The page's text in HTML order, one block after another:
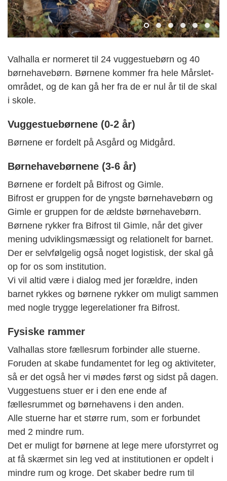
Valhalla er normeret til 24 vuggestuebørn og 40
børnehavebørn. Børnene kommer fra hele Mårslet-
området, og de kan gå her fra de er nul år til de skal
i skole.
Vuggestuebørnene (0-2 år)
Børnene er fordelt på Asgård og Midgård.
Børnehavebørnene (3-6 år)
Børnene er fordelt på Bifrost og Gimle.
Bifrost er gruppen for de yngste børnehavebørn og
Gimle er gruppen for de ældste børnehavebørn.
Børnene rykker fra Bifrost til Gimle, når det giver
mening udviklingsmæssigt og relationelt for barnet.
Der er selvfølgelig også noget logistisk, der skal gå
op for os som institution.
Vi vil altid være i dialog med jer forældre, inden
barnet rykkes og børnene rykker om muligt sammen
med nogle trygge legerelationer fra Bifrost.
Fysiske rammer
Valhallas store fællesrum forbinder alle stuerne.
Foruden at skabe fundamentet for leg og aktiviteter,
så er det også her vi mødes først og sidst på dagen.
Vuggestuens stuer er i den ene ende af
fællesrummet og børnehavens i den anden.
Alle stuerne har et større rum, som er forbundet
med 2 mindre rum.
Det er muligt for børnene at lege mere uforstyrret og
at få skærmet sin leg ved at institutionen er opdelt i
mindre rum og kroge. Det skaber bedre rum til